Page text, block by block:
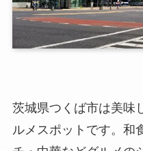
茨城県つくば市は美味
ルメスポットです。和